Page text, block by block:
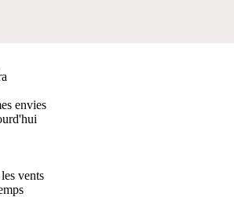
envies
vents